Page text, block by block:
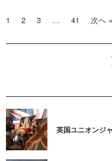
1 2 3 … 41 次へ »
英国ユニオンジ